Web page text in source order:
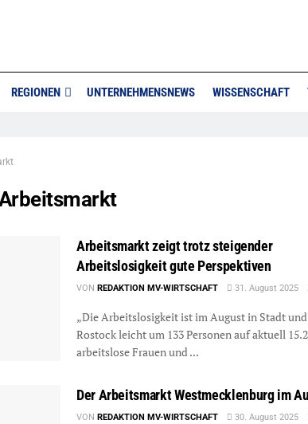
REGIONEN UNTERNEHMENSNEWS WISSENSCHAFT
Arbeitsmarkt zeigt trotz steigender
Arbeitslosigkeit gute Perspektiven
VON REDAKTION MV-WIRTSCHAFT 31. August 2025
„Die Arbeitslosigkeit ist im August in Stadt
Rostock leicht um 133 Personen auf aktuell
arbeitslose Frauen und ...
Der Arbeitsmarkt Westmecklenburg im
VON REDAKTION MV-WIRTSCHAFT 30. August 2025